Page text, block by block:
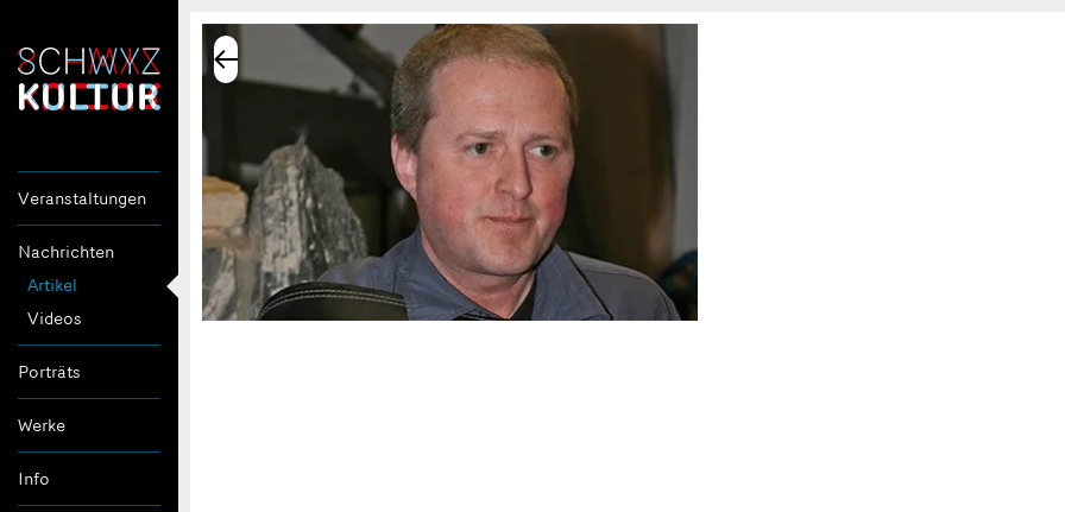
Veranstaltungen
Nachrichten
Artikel
Videos
Porträts
Werke
Info